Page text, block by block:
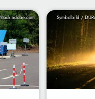
Symbolbild /